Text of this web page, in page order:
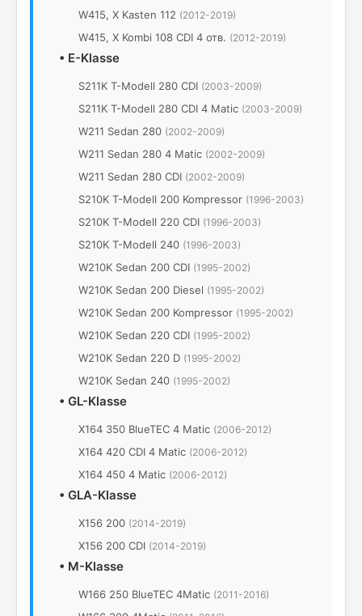
W415, X Kasten 112 (2012-2019)
W415, X Kombi 108 CDI 4 отв. (2012-2019)
• E-Klasse
S211K T-Modell 280 CDI (2003-2009)
S211K T-Modell 280 CDI 4 Matic (2003-2009)
W211 Sedan 280 (2002-2009)
W211 Sedan 280 4 Matic (2002-2009)
W211 Sedan 280 CDI (2002-2009)
S210K T-Modell 200 Kompressor (1996-2003)
S210K T-Modell 220 CDI (1996-2003)
S210K T-Modell 240 (1996-2003)
W210K Sedan 200 CDI (1995-2002)
W210K Sedan 200 Diesel (1995-2002)
W210K Sedan 200 Kompressor (1995-2002)
W210K Sedan 220 CDI (1995-2002)
W210K Sedan 220 D (1995-2002)
W210K Sedan 240 (1995-2002)
• GL-Klasse
X164 350 BlueTEC 4 Matic (2006-2012)
X164 420 CDI 4 Matic (2006-2012)
X164 450 4 Matic (2006-2012)
• GLA-Klasse
X156 200 (2014-2019)
X156 200 CDI (2014-2019)
• M-Klasse
W166 250 BlueTEC 4Matic (2011-2016)